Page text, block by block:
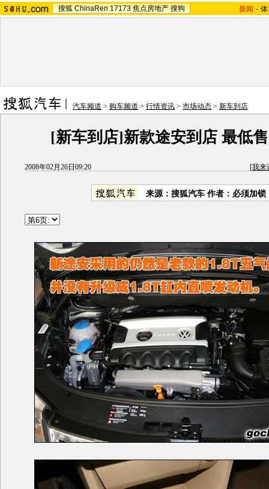
搜狐 ChinaRen 17173 焦点房地产 搜狗 新闻 -
汽车频道 > 购车频道 > 行情资讯 > 市场动态 > 新车到店
[新车到店]新款途安到店 最低
2008年02月26日09:20 [我来
来源： 搜狐汽车 作者：必须加锁